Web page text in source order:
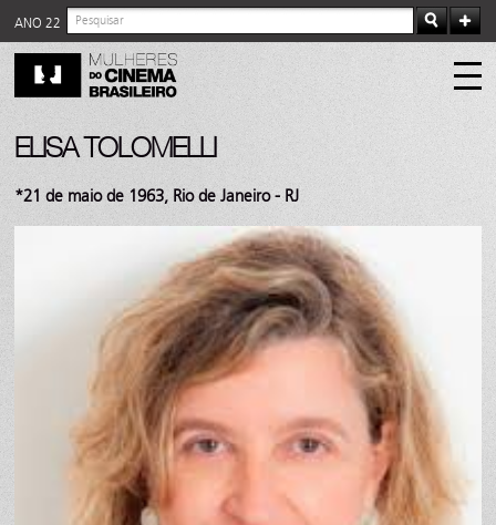
ANO 22
ELISA TOLOMELLI
*21 de maio de 1963, Rio de Janeiro - RJ